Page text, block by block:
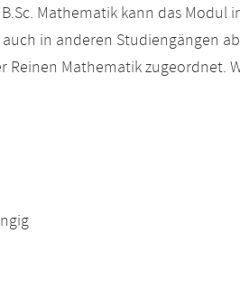
Mathematik kann das
in anderen Studiengängen
Reinen Mathematik